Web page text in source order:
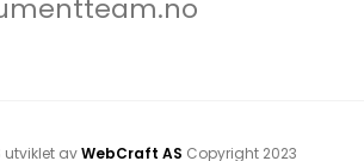
utviklet avWebCraft AS Copyright 2023